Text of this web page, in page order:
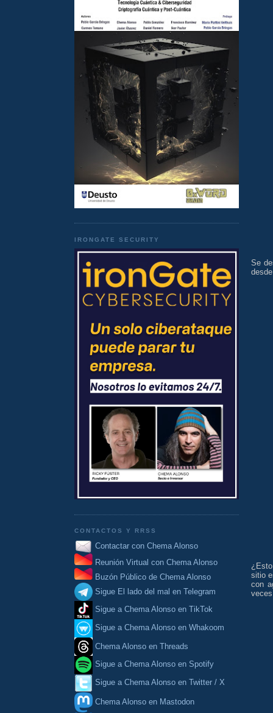
IRONGATE SECURITY
CONTACTOS Y RRSS
Contactar con Chema Alonso
Reunión Virtual con Chema Alonso
Buzón Público de Chema Alonso
Sigue El lado del mal en Telegram
Sigue a Chema Alonso en TikTok
Sigue a Chema Alonso en Whakoom
Chema Alonso en Threads
Sigue a Chema Alonso en Spotify
Sigue a Chema Alonso en Twitter / X
Chema Alonso en Mastodon
Se
sitio
con